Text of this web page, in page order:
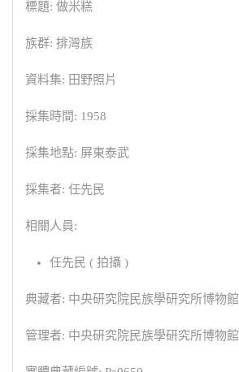
標題: 做米糕
族群: 排灣族
資料集: 田野照片
採集時間: 1958
採集地點: 屏東泰武
採集者: 任先民
相關人員:
任先民 ( 拍攝 )
典藏者: 中央研究院民族學研究所博物館
管理者: 中央研究院民族學研究所博物館